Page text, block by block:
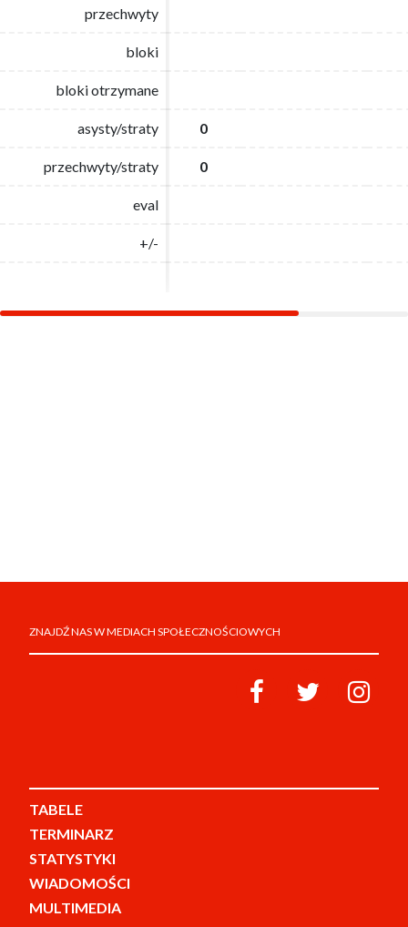
przechwyty
bloki
bloki otrzymane
asysty/straty 0
przechwyty/straty 0
eval
+/-
przechwyty
bloki
bloki otrzymane
asysty/straty 0
przechwyty/straty 0
eval
+/-
ZNAJDŹ NAS W MEDIACH SPOŁECZNOŚCIOWYCH
TABELE
TERMINARZ
STATYSTYKI
WIADOMOŚCI
MULTIMEDIA